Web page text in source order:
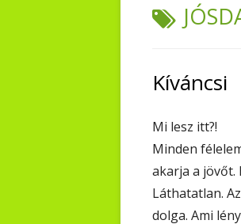
TAG:
Kíváncsi
Mi lesz itt?!
Minden
akarja a jövőt.
Láthatatlan.
dolga. Ami